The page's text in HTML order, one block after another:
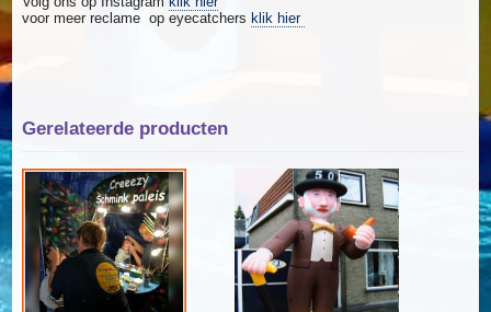
voor meer reclame op eyecatchers klik hier
Gerelateerde producten